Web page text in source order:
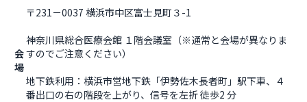
会
場
〒231－0037 横浜市中区富⼠⾒町３-1
神奈川県総合医療会館 １階会議室（※通常と会場が異なりま
すのでご注意ください）
地下鉄利用：横浜市営地下鉄「伊勢佐木長者町」駅下車、４
番出口の右の階段を上がり、信号を左折 徒歩2 分